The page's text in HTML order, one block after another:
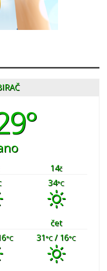
14č
34°C
čet
°C 31°C/ 16°C